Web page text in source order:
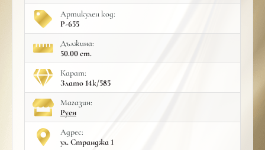
Артикулен код:
Р-655
Дължина:
50.00 cm.
Карат:
Злато 14к/585
Mагазин:
Руен
Адрес:
ул. Странджа 1